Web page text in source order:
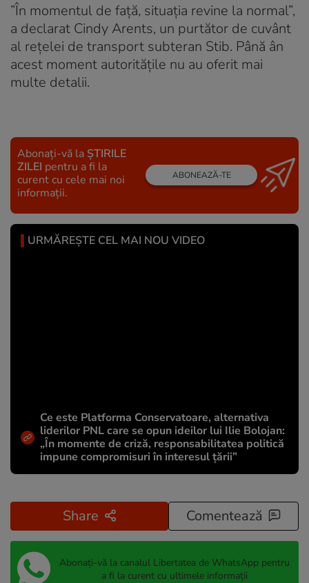
”În momentul de față, situația revine la normal”,
a declarat Cindy Arents, un purtător de cuvânt
al rețelei de transport subteran Stib. Până ân
acest moment autoritățile nu au oferit mai
multe detalii.
Abonați-vă la ȘTIRILE
ZILEI pentru a fi la
curent cu cele mai noi
informații.
ABONEAZĂ-TE
URMĂREȘTE CEL MAI NOU VIDEO
Ce este Platforma Conservatoare, alternativa
liderilor PNL care se opun ideilor lui Ilie Bolojan:
„În momente de criză, responsabilitatea politică
impune compromisuri în interesul țării”
Share Comentează
Abonați-vă la canalul Libertatea de WhatsApp pentru
a fi la curent cu ultimele informații